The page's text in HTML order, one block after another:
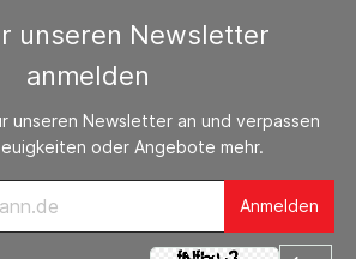
unseren Newsletter
anmelden
unseren Newsletter an und verpassen
oder Angebote mehr.
Anmelden